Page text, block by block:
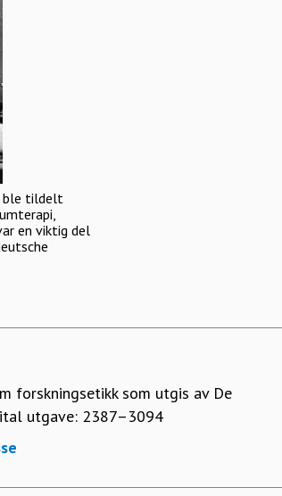
ble tildelt
en viktig del
forskningsetikk som utgis av De
utgave: 2387–3094